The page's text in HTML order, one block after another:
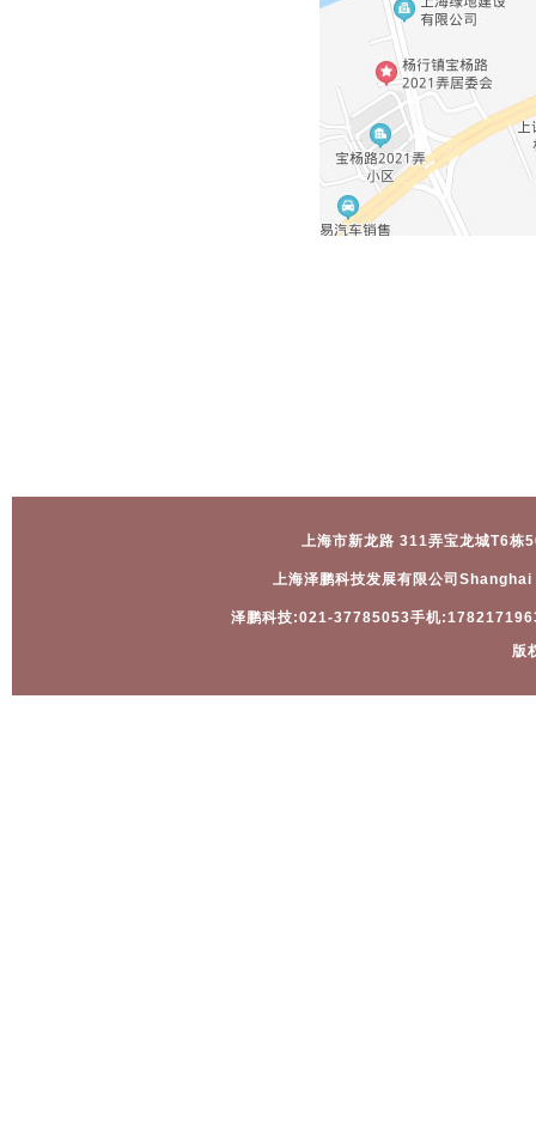
上海市新龙路 311弄宝龙城T6栋
上海泽鹏科技发展有限公司
泽鹏科技:021-37785053手机
版